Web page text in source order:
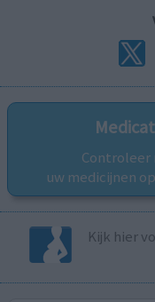
Controleer
uw medicijnen
Kijk hier